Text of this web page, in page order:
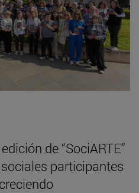
de “SociARTE”
participantes